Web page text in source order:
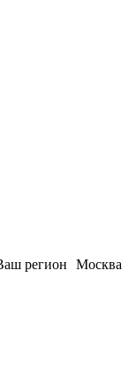
Москва
регион